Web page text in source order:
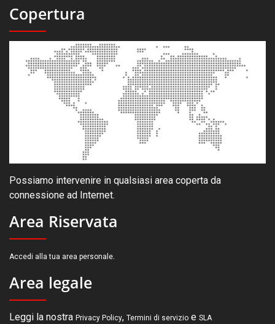
Copertura
Possiamo intervenire in qualsiasi area coperta da
connessione ad Internet.
Area Riservata
Accedi alla tua area personale.
Area legale
Leggi la nostra Privacy Policy, Termini di servizio e SLA